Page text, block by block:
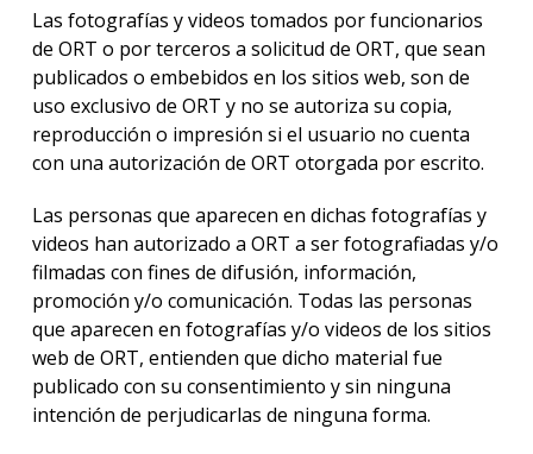
Las fotografías y videos tomados por funcionarios
de ORT o por terceros a solicitud de ORT, que sean
publicados o embebidos en los sitios web, son de
uso exclusivo de ORT y no se autoriza su copia,
reproducción o impresión si el usuario no cuenta
con una autorización de ORT otorgada por escrito.
Las personas que aparecen en dichas fotografías y
videos han autorizado a ORT a ser fotografiadas y/o
filmadas con fines de difusión, información,
promoción y/o comunicación. Todas las personas
que aparecen en fotografías y/o videos de los sitios
web de ORT, entienden que dicho material fue
publicado con su consentimiento y sin ninguna
intención de perjudicarlas de ninguna forma.